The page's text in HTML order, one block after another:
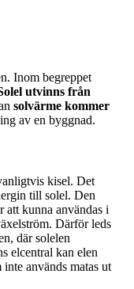
Inom begreppet
utvinns från
solvärme kommer
av en byggnad.
kisel. Det
till solel. Den
att kunna användas i
Därför leds
där solelen
elcentral kan elen
används matas ut